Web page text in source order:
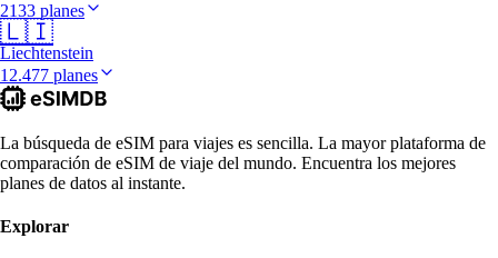
2133 planes
🇱🇮
Liechtenstein
12.477 planes
La búsqueda de eSIM para viajes es sencilla. La mayor plataforma de
comparación de eSIM de viaje del mundo. Encuentra los mejores
planes de datos al instante.
Explorar